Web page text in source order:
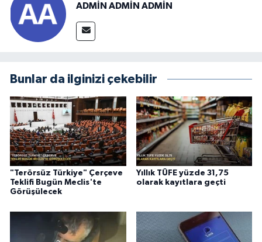
ADMİN ADMİN ADMİN
Bunlar da ilginizi çekebilir
"Terörsüz Türkiye" Çerçeve
Teklifi Bugün Meclis'te
Görüşülecek
Yıllık TÜFE yüzde 31,75
olarak kayıtlara geçti